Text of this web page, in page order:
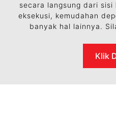
secara langsung dari
eksekusi, kemudahan
banyak hal lainnya.
Klik